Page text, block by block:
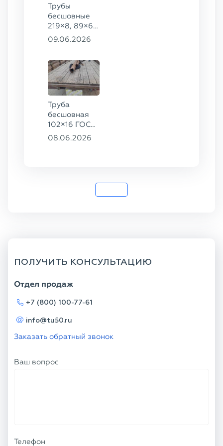
Трубы
бесшовные
219×8, 89×6,
38×4 ГОСТ
14-3Р-55-
2001 сталь
12Х1МФ
09.06.2026
Труба
бесшовная
102×16 ГОСТ
8732-78, ст.
08.06.2026
ПОЛУЧИТЬ КОНСУЛЬТАЦИЮ
Отдел продаж
+7 (800) 100-77-61
info@tu50.ru
Заказать обратный звонок
Ваш вопрос